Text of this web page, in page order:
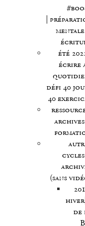
|
été
écrire
défi 40
40
(sans
de